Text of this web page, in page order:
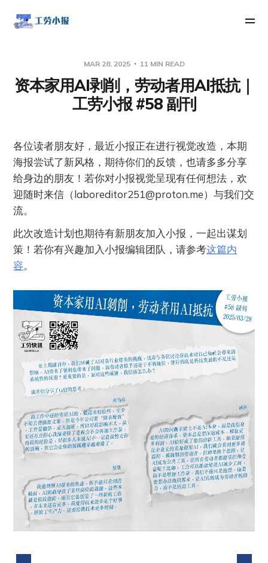
MAR 28, 2025 11 MIN READ
资本家用AI剥削，劳动者用AI抵抗｜
工劳小报 #58 副刊
各位读者朋友好，最近小报正在进行视觉改造，本期
海报尝试了新风格，期待你们的反馈，也请多多分享
给身边的朋友！若你对小报视觉呈现有任何想法，欢
迎随时来信（laboreditor251@proton.me）与我们交
流。
此次改造计划也期待有新朋友加入小报，一起出谋划
策！若你有兴趣加入小报编辑团队，请参考这篇内
容。